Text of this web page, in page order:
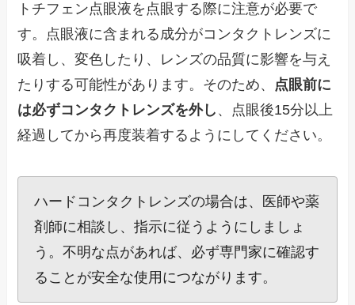
トチフェン点眼液を点眼する際に注意が必要で
す。点眼液に含まれる成分がコンタクトレンズに
吸着し、変色したり、レンズの品質に影響を与え
たりする可能性があります。そのため、 点眼前に
は必ずコンタクトレンズを外し 、点眼後15分以上
経過してから再度装着するようにしてください。
ハードコンタクトレンズの場合は、医師や薬
剤師に相談し、指示に従うようにしましょ
う。不明な点があれば、必ず専門家に確認す
ることが安全な使用につながります。